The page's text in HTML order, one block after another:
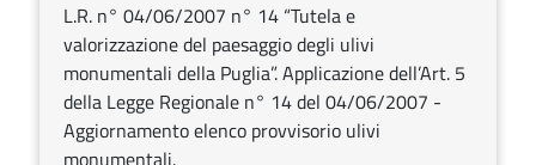
L.R. n° 04/06/2007 n° 14 “Tutela e
valorizzazione del paesaggio degli ulivi
monumentali della Puglia”. Applicazione dell’Art. 5
della Legge Regionale n° 14 del 04/06/2007 -
Aggiornamento elenco provvisorio ulivi
monumentali.